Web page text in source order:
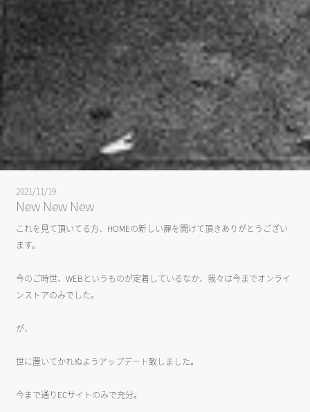
2021/11/19
New New New
これを見て頂いてる方、HOMEの新しい扉を開けて頂きありがとうござい
ます。
今のご時世、WEBというものが定着しているなか、我々は今までオンライ
ンストアのみでした。
が、
世に置いてかれぬようアップデート致しました。
今まで通りECサイトのみで充分。